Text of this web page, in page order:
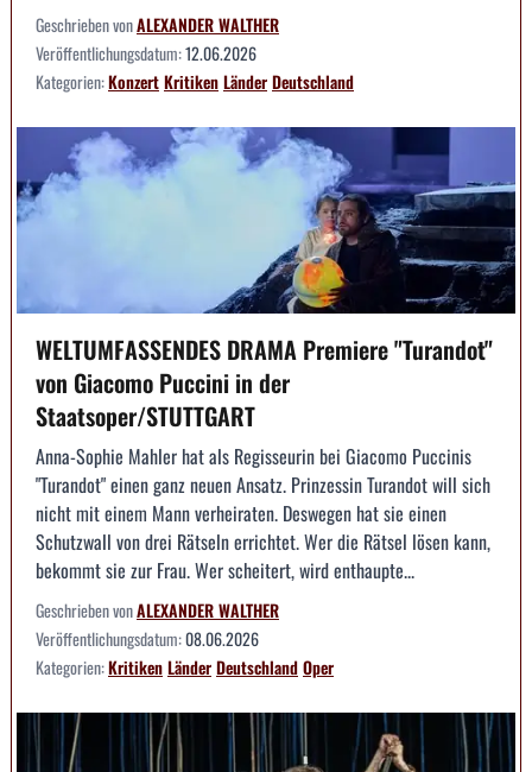
Geschrieben vonALEXANDER WALTHER
Veröffentlichungsdatum:12.06.2026
Kategorien:KonzertKritikenLänderDeutschland
WELTUMFASSENDES DRAMA Premiere "Turandot"
von Giacomo Puccini in der
Staatsoper/STUTTGART
Anna-Sophie Mahler hat als Regisseurin bei Giacomo Puccinis
"Turandot" einen ganz neuen Ansatz. Prinzessin Turandot will sich
nicht mit einem Mann verheiraten. Deswegen hat sie einen
Schutzwall von drei Rätseln errichtet. Wer die Rätsel lösen kann,
bekommt sie zur Frau. Wer scheitert, wird enthaupte...
Geschrieben vonALEXANDER WALTHER
Veröffentlichungsdatum:08.06.2026
Kategorien:KritikenLänderDeutschlandOper